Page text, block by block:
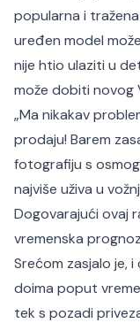
popularna i
uređen model
nije htio ulaziti u
može dobiti novog
„Ma nikakav
prodaju! Barem
fotografiju s
najviše uživa u
Dogovarajući ovaj
vremenska
Srećom zasjalo je,
doima poput
tek s pozadi